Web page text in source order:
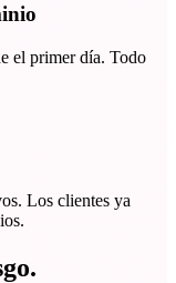
el primer día. Todo
Los clientes ya